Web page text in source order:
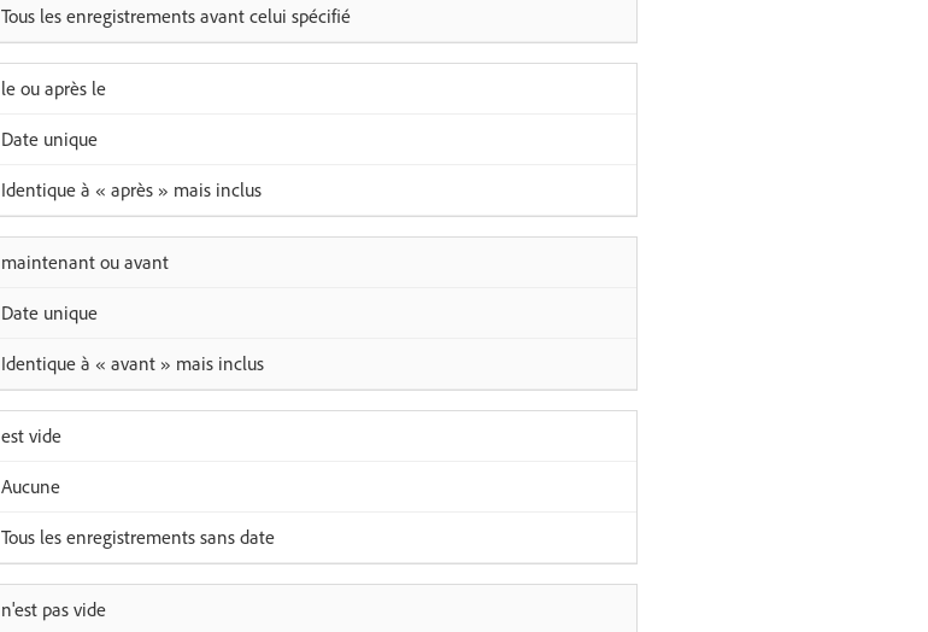
Tous les enregistrements avant celui spécifié
le ou après le
Date unique
Identique à « après » mais inclus
maintenant ou avant
Date unique
Identique à « avant » mais inclus
est vide
Aucune
Tous les enregistrements sans date
n'est pas vide